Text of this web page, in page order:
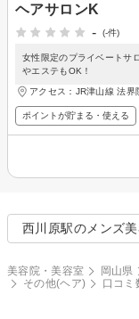
ヘアサロンK
-
(-件)
女性限定のプライベートサ
やエステもOK！
アクセス：JR津山線 法界
ポイントが貯まる・使える
西川原駅のメンズ
美容院・美容室 岡山県
その他(ヘア)
口コミ